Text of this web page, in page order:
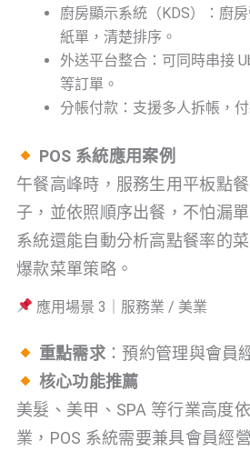
廚房顯示系統（KDS）：廚
紙單，清楚排序。
外送平台整合：可同時串接
等訂單。
分帳付款：支援多人拆帳，
POS 系統應用案例
午餐高峰時，服務生用平板點
子，並依照順序出餐，不怕漏
系統還能自動分析高點餐率的
爆款菜單策略。
應用場景 3｜服務業 / 美業
重點需求 ：預約管理與會員
核心功能推薦
美髮、美甲、SPA 等行業高度
業，POS 系統需要兼具會員經